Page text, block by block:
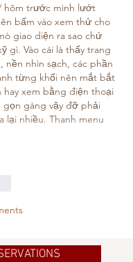
hôm trước mình lướt
bấm vào xem thử cho
giao diện ra sao chứ
gì. Vào cái là thấy trang
nền nhìn sạch, các phần
từng khối nên mắt bắt
hay xem bằng điện thoại
gọn gàng vậy đỡ phải
lại nhiều. Thanh menu